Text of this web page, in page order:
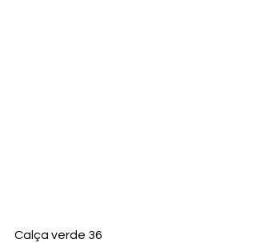
Calça verde 36